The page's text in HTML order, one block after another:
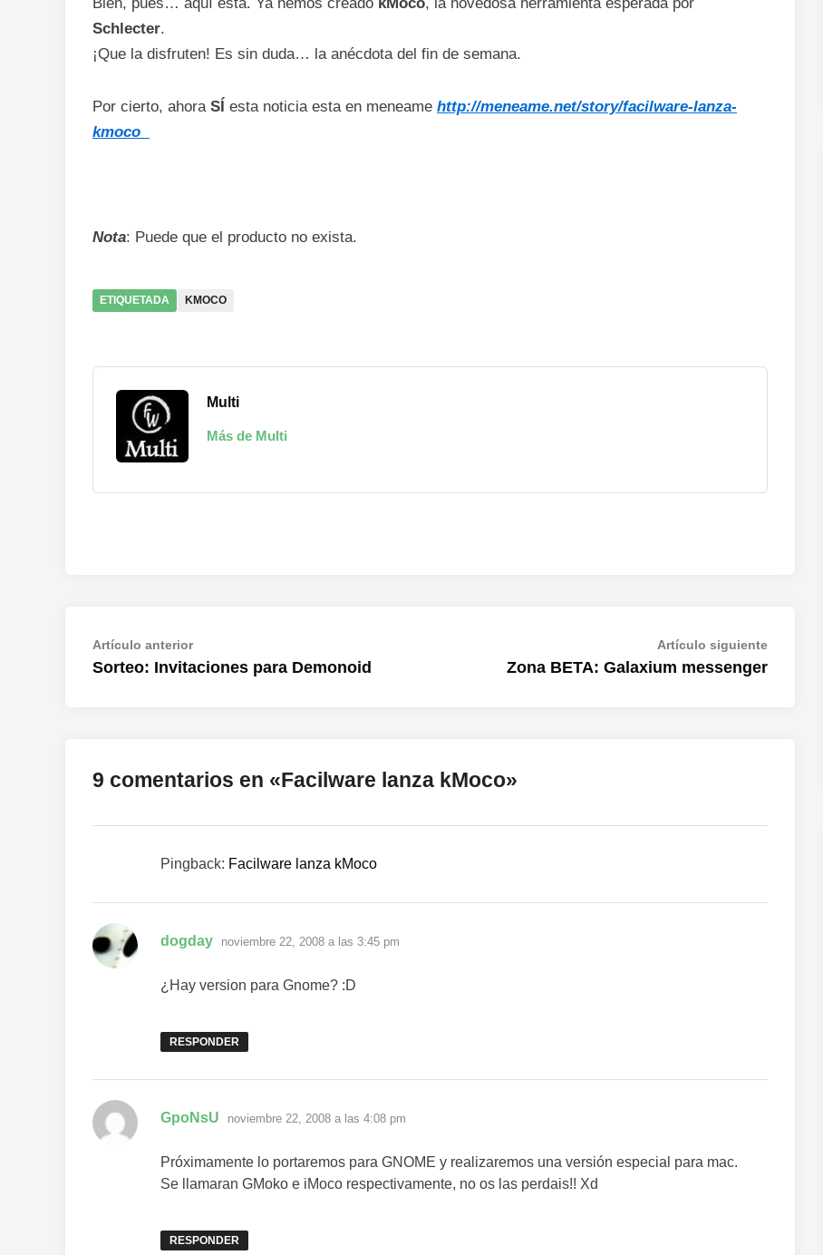
Schlecter.
¡Que la disfruten! Es sin duda… la anécdota del fin de semana.
Por cierto, ahora SÍ esta noticia esta en meneame http://meneame.net/story/facilware-lanza-
kmoco
Nota: Puede que el producto no exista.
ETIQUETADA KMOCO
Multi
Más de Multi
Navegación
de
Artículo anteriorArtículo
anterior:
Sorteo: Invitaciones para Demonoid
Artículo siguienteArtículo
siguiente:
Zona BETA: Galaxium messenger
9 comentarios en «Facilware lanza kMoco»
Pingback: Facilware lanza kMoco
dogday dice:
noviembre 22, 2008 a las 3:45 pm
¿Hay version para Gnome? :D
RESPONDER
GpoNsU dice:
noviembre 22, 2008 a las 4:08 pm
Próximamente lo portaremos para GNOME y realizaremos una versión especial para mac.
Se llamaran GMoko e iMoco respectivamente, no os las perdais!! Xd
RESPONDER